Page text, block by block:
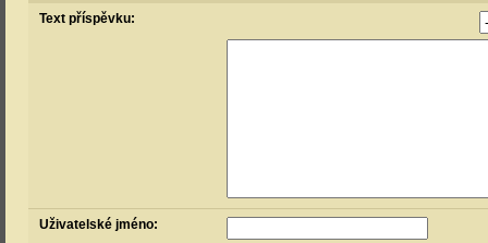
Text příspěvku:
Uživatelské jméno: